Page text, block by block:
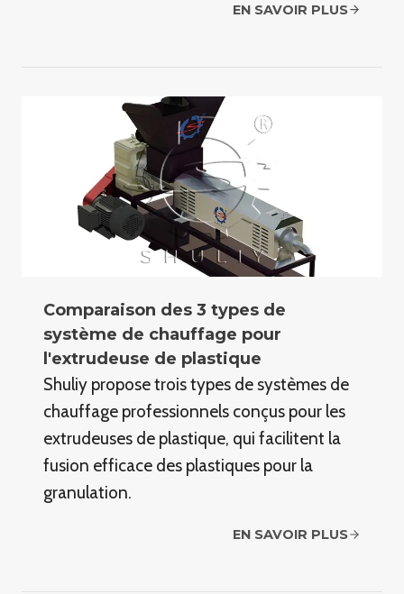
EN SAVOIR PLUS
Comparaison des 3 types de
système de chauffage pour
l'extrudeuse de plastique
Shuliy propose trois types de systèmes de
chauffage professionnels conçus pour les
extrudeuses de plastique, qui facilitent la
fusion efficace des plastiques pour la
granulation.
EN SAVOIR PLUS